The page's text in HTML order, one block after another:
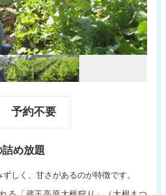
サイトポリシー
お問い合わせ
予約不要
め放題
しく、甘さがあるのが特徴です。